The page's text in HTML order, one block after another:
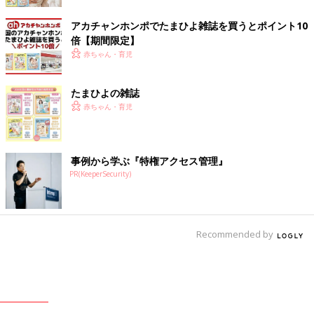
アカチャンホンポでたまひよ雑誌を買うとポイント10
倍【期間限定】
赤ちゃん・育児
たまひよの雑誌
赤ちゃん・育児
事例から学ぶ『特権アクセス管理』
PR(KeeperSecurity)
Recommended by